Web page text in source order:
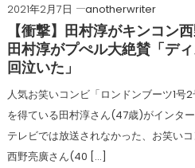
2021年2月7日
anotherwriter
【衝撃】田村淳がキンコン
田村淳がプぺル大絶賛「デ
回泣いた」
人気お笑いコンビ「ロンドンブーツ1号
を得ている田村淳さん(47歳)がインタ
テレビでは放送されなかった、お笑い
西野亮廣さん(40 […]